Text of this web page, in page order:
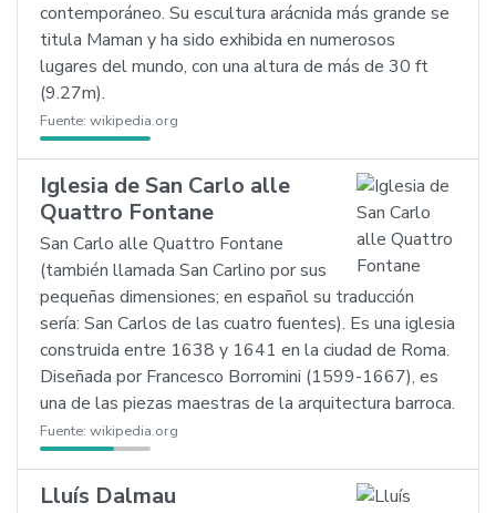
contemporáneo. Su escultura arácnida más grande se
titula Maman y ha sido exhibida en numerosos
lugares del mundo, con una altura de más de 30 ft
(9.27m).
Fuente: wikipedia.org
Iglesia de San Carlo alle
Quattro Fontane
San Carlo alle Quattro Fontane
(también llamada San Carlino por sus
pequeñas dimensiones; en español su traducción
sería: San Carlos de las cuatro fuentes). Es una iglesia
construida entre 1638 y 1641 en la ciudad de Roma.
Diseñada por Francesco Borromini (1599-1667), es
una de las piezas maestras de la arquitectura barroca.
Fuente: wikipedia.org
Lluís Dalmau